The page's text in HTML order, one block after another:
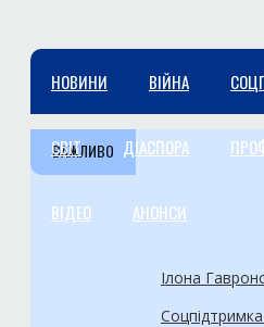
НОВИНИ ВІЙНА
СВІТ ДІАСПОРА
ВІДЕО АНОНСИ
ВАЖЛИВО
Ілона